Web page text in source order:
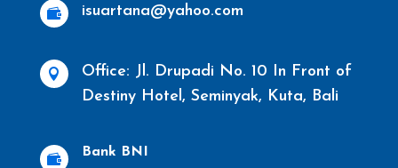
 isuartana@yahoo.com

Office: Jl. Drupadi No. 10 In Front of
Destiny Hotel, Seminyak, Kuta, Bali
 Bank BNI